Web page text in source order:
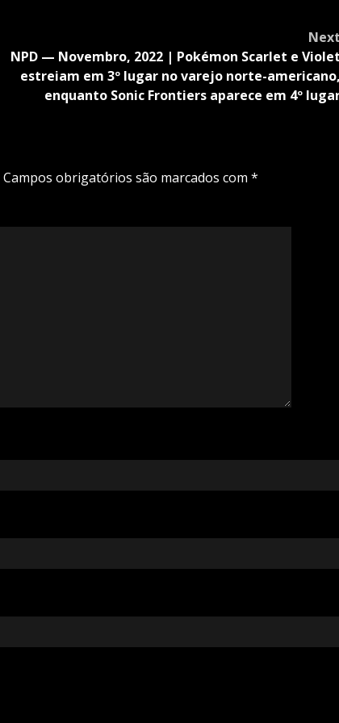
Next
NPD — Novembro, 2022 | Pokémon Scarlet e Violet
estreiam em 3º lugar no varejo norte-americano,
enquanto Sonic Frontiers aparece em 4º
Campos obrigatórios são marcados com *